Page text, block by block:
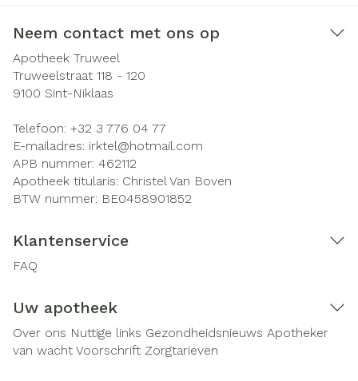
Neem contact met ons op
Apotheek Truweel
Truweelstraat 118 - 120
9100 Sint-Niklaas
Telefoon: +32 3 776 04 77
E-mailadres: irktel@hotmail.com
APB nummer: 462112
Apotheek titularis: Christel Van Boven
BTW nummer: BE0458901852
Klantenservice
FAQ
Uw apotheek
Over ons Nuttige links Gezondheidsnieuws Apotheker
van wacht Voorschrift Zorgtarieven